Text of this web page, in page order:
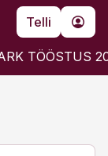
Telli
TÖÖSTUS